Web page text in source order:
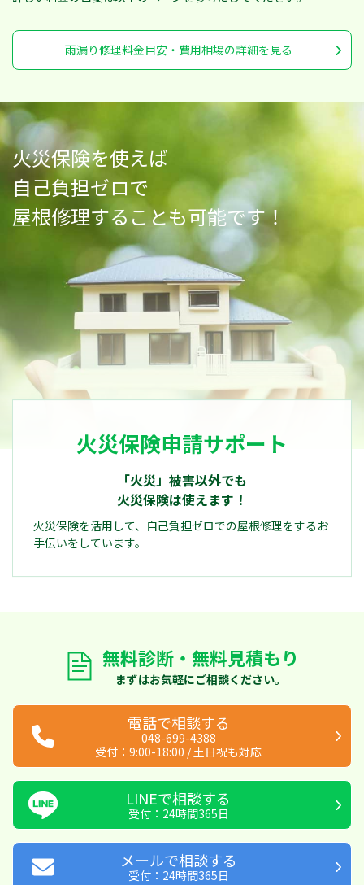
雨漏り修理料金目安・費用相場の詳細を見る
火災保険を使えば
自己負担ゼロで
屋根修理することも可能です！
火災保険申請サポート
「火災」被害以外でも
火災保険は使えます！
火災保険を活用して、自己負担ゼロでの屋根修理をするお
手伝いをしています。
無料診断・無料見積もり
まずはお気軽にご相談ください。
電話で相談する
048-699-4388
受付：9:00-18:00 /土日祝も対応
LINEで相談する
受付：24時間365日
メールで相談する
受付：24時間365日